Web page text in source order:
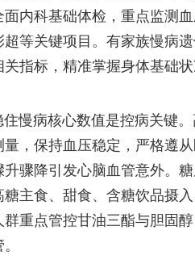
内科基础体检，重点监测
等关键项目。有家族慢病
指标，精准掌握身体基础状
慢病核心数值是控病关键
，保持血压稳定，严格遵
骤降引发心脑血管意外。
主食、甜食、含糖饮品摄
重点管控甘油三酯与胆固